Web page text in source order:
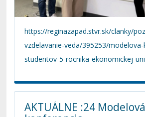
https://reginazapad.stvr.sk/clanky/
vzdelavanie-veda/395253/
studentov-5-rocnika-ekonomickej-
AKTUÁLNE :24 Modelová